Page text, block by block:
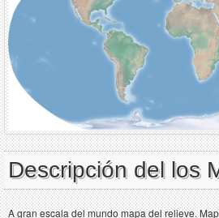
Descripción del los
A gran escala del mundo mapa del relieve.